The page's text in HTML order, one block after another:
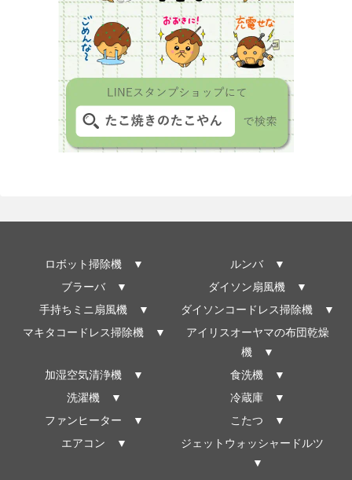
ロボット掃除機 ▼
ルンバ ▼
ブラーバ ▼
ダイソン扇風機 ▼
手持ちミニ扇風機 ▼
ダイソンコードレス掃除機 ▼
マキタコードレス掃除機 ▼
アイリスオーヤマの布団乾燥
機 ▼
加湿空気清浄機 ▼
食洗機 ▼
洗濯機 ▼
冷蔵庫 ▼
ファンヒーター ▼
こたつ ▼
エアコン ▼
ジェットウォッシャードルツ
▼